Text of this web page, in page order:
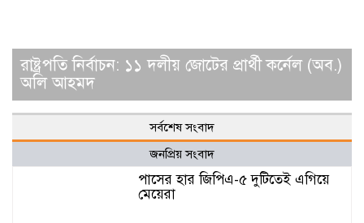
রাষ্ট্রপতি নির্বাচন: ১১ দলীয় জোটের প্রার্থী কর্নেল (অব.)
অলি আহমদ
সর্বশেষ সংবাদ
জনপ্রিয় সংবাদ
পাসের হার জিপিএ-৫ দুটিতেই এগিয়ে
মেয়েরা